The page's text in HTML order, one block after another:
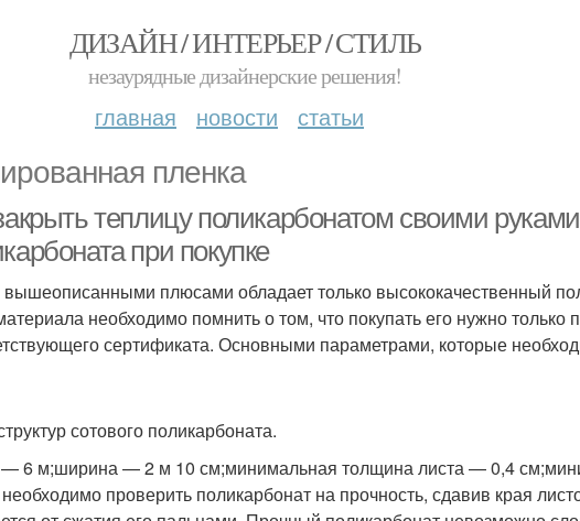
ДИЗАЙН / ИНТЕРЬЕР / СТИЛЬ
незаурядные дизайнерские решения!
главная новости статьи
пленка
теплицу поликарбонатом своими
при покупке
плюсами обладает только высококачественный
необходимо помнить о том, что покупать его нужно только
сертификата. Основными параметрами, которые
сотового поликарбоната.
6 м;ширина — 2 м 10 см;минимальная толщина листа — 0,4
проверить поликарбонат на прочность, сдавив края